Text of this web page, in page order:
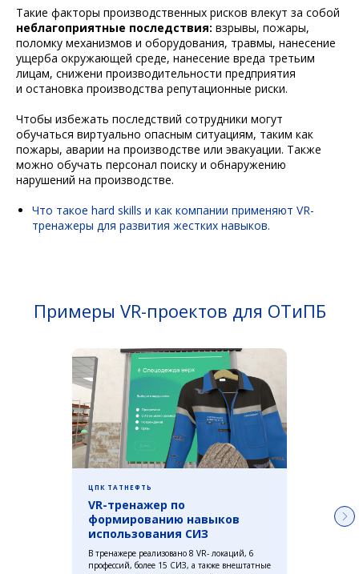
Такие факторы производственных рисков влекут за собой
неблагоприятные последствия: взрывы, пожары,
поломку механизмов и оборудования, травмы, нанесение
ущерба окружающей среде, нанесение вреда третьим
лицам, снижени производительности предприятия
и остановка производства репутационные риски.
Чтобы избежать последствий сотрудники могут
обучаться виртуально опасным ситуациям, таким как
пожары, аварии на производстве или эвакуации. Также
можно обучать персонал поиску и обнаружению
нарушений на производстве.
Что такое hard skills и как компании применяют VR-
тренажеры для развития жестких навыков.
Примеры VR-проектов для ОТиПБ
ЦПК ТАТНЕФТЬ
VR-тренажер по
формированию навыков
использования СИЗ
В тренажере реализовано 8 VR- локаций, 6
профессий, более 15 СИЗ, а также внештатные